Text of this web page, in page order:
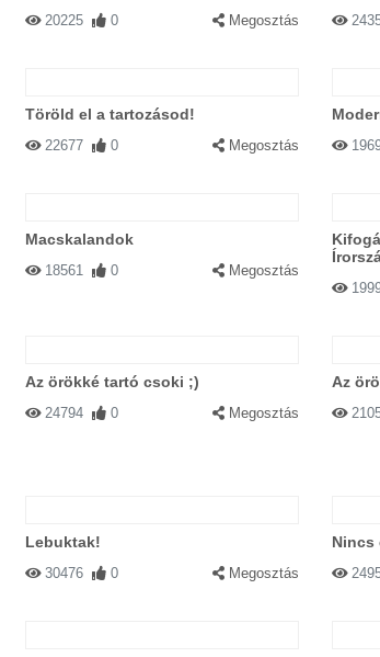
20225 0 Megosztás
Töröld el a tartozásod!
22677 0 Megosztás
Macskalandok
18561 0 Megosztás
Az örökké tartó csoki ;)
24794 0 Megosztás
Az
Lebuktak!
30476 0 Megosztás
Nincs